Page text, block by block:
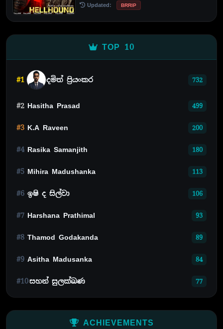
Updated: BRRIP
TOP 10
#1 දමිත් ප්‍රියංකර 732
#2 Hasitha Prasad 499
#3 K.A Raveen 200
#4 Rasika Samanjith 180
#5 Mihira Madushanka 113
#6 ඉෂි ද සිල්වා 106
#7 Harshana Prathimal 93
#8 Thamod Godakanda 89
#9 Asitha Madusanka 84
#10සහන් සුලක්ඛණ 77
ACHIEVEMENTS